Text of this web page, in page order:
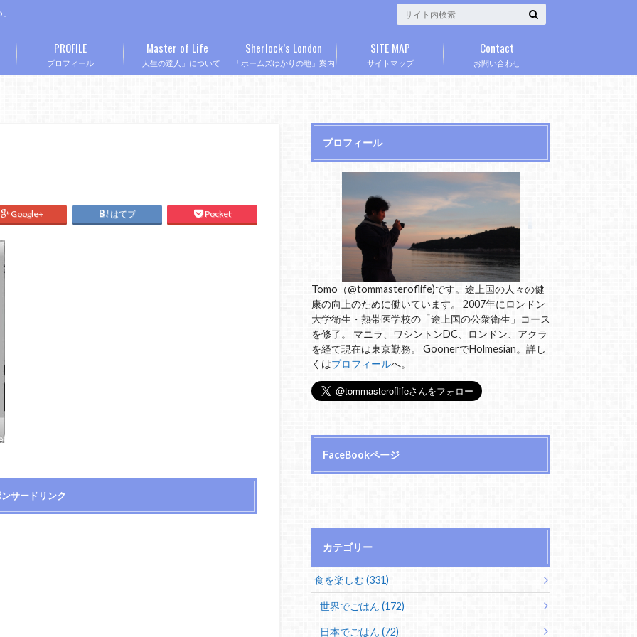
プロフィール
PROFILE
「人生の達人」について
Master of Life
「ホームズゆかりの地」案内
Sherlock’s London
サイトマップ
SITE MAP
お問い合わせ
Contact
Google+ はてブ Pocket
サードリンク
プロフィール
Tomo（@tommasteroflife)です。途上国の人々の健
康の向上のために働いています。 2007年にロンドン
大学衛生・熱帯医学校の「途上国の公衆衛生」コース
を修了。 マニラ、ワシントンDC、ロンドン、アクラ
を経て現在は東京勤務。 GoonerでHolmesian。詳し
くはプロフィールへ。
FaceBookページ
カテゴリー
食を楽しむ (331)
世界でごはん (172)
日本でごはん (72)